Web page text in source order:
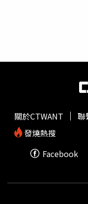
形成了一團又一團的
到加拿大時就期待著
發生的高峰期大概落
群聚情形每年都不同
沒什麼相關的觀察紀
提早抵達了曼尼托巴
取自Dash Huang 臉
為1.2公尺以下，主食
關於CTWANT 聯
發燒熱搜
Facebook